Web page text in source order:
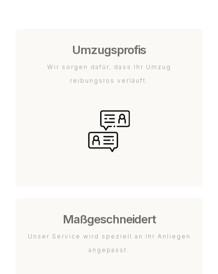
Umzugsprofis
Wir sorgen dafür, dass Ihr Umzug
reibungslos verläuft.
Maßgeschneidert
Unser Service wird speziell an Ihr Anliegen
angepasst.